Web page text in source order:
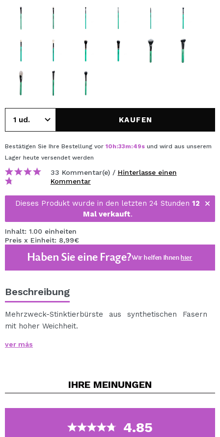
KAUFEN
Bestätigen Sie Ihre Bestellung vor 10h:33m:48s und wird aus unserem
Lager heute versendet werden
33 Kommentar(e) / Hinterlasse einen
Kommentar
Dieses Produkt wurde in den letzten 24 Stunden 12
Mal verkauft.
Inhalt: 1.00 einheiten
Preis x Einheit: 8,99€
Haben Sie eine Frage?Wir helfen Ihnenhier
Beschreibung
Mehrzweck-Stinktierbürste aus synthetischen Fasern
mit hoher Weichheit.
in Pulver oder Flüssigkeiten und den Rouge für ein
100% synthetisches Haar.
Vegan.
ver más
IHRE MEINUNGEN
4.85